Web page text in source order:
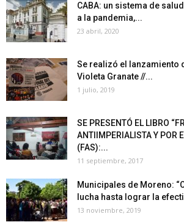
CABA: un sistema de
a la pandemia,...
23 abril, 2020
Se realizó el lanzamiento
Violeta Granate //...
1 julio, 2019
SE PRESENTÓ EL LIBRO
ANTIIMPERIALISTA Y POR
(FAS):...
11 septiembre, 2017
Municipales de Moreno:
lucha hasta lograr la
13 noviembre, 2019